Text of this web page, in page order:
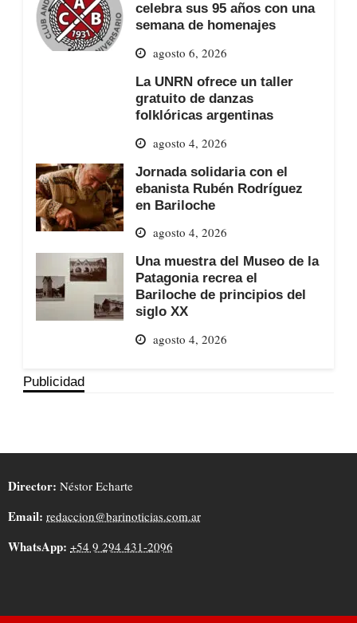
celebra sus 95 años con una
semana de homenajes
agosto 6, 2026
La UNRN ofrece un taller
gratuito de danzas
folklóricas argentinas
agosto 4, 2026
Jornada solidaria con el
ebanista Rubén Rodríguez
en Bariloche
agosto 4, 2026
Una muestra del Museo de la
Patagonia recrea el
Bariloche de principios del
siglo XX
agosto 4, 2026
Publicidad
Director: Néstor Echarte
Email: redaccion@barinoticias.com.ar
WhatsApp: +54 9 294 431-2096